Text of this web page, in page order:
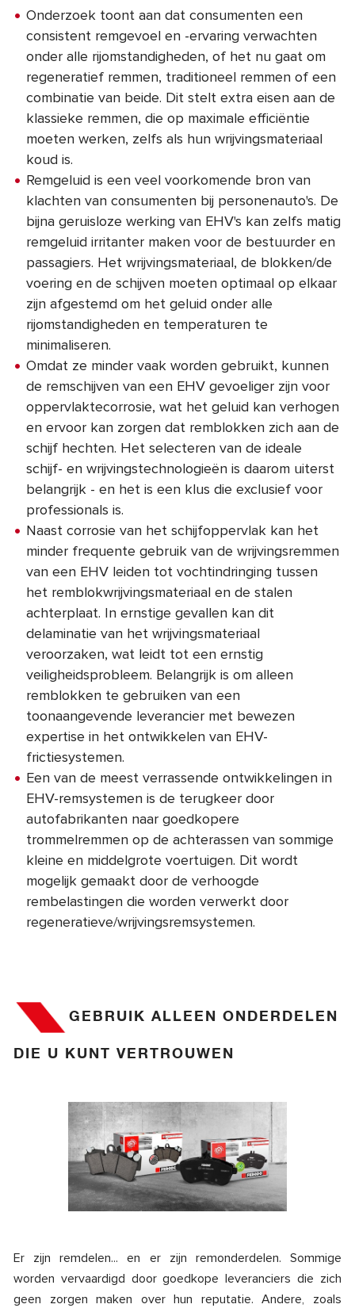
Onderzoek toont aan dat consumenten een
consistent remgevoel en -ervaring verwachten
onder alle rijomstandigheden, of het nu gaat om
regeneratief remmen, traditioneel remmen of een
combinatie van beide. Dit stelt extra eisen aan de
klassieke remmen, die op maximale efficiëntie
moeten werken, zelfs als hun wrijvingsmateriaal
koud is.
Remgeluid is een veel voorkomende bron van
klachten van consumenten bij personenauto's. De
bijna geruisloze werking van EHV's kan zelfs matig
remgeluid irritanter maken voor de bestuurder en
passagiers. Het wrijvingsmateriaal, de blokken/de
voering en de schijven moeten optimaal op elkaar
zijn afgestemd om het geluid onder alle
rijomstandigheden en temperaturen te
minimaliseren.
Omdat ze minder vaak worden gebruikt, kunnen
de remschijven van een EHV gevoeliger zijn voor
oppervlaktecorrosie, wat het geluid kan verhogen
en ervoor kan zorgen dat remblokken zich aan de
schijf hechten. Het selecteren van de ideale
schijf- en wrijvingstechnologieën is daarom uiterst
belangrijk - en het is een klus die exclusief voor
professionals is.
Naast corrosie van het schijfoppervlak kan het
minder frequente gebruik van de wrijvingsremmen
van een EHV leiden tot vochtindringing tussen
het remblokwrijvingsmateriaal en de stalen
achterplaat. In ernstige gevallen kan dit
delaminatie van het wrijvingsmateriaal
veroorzaken, wat leidt tot een ernstig
veiligheidsprobleem. Belangrijk is om alleen
remblokken te gebruiken van een
toonaangevende leverancier met bewezen
expertise in het ontwikkelen van EHV-
frictiesystemen.
Een van de meest verrassende ontwikkelingen in
EHV-remsystemen is de terugkeer door
autofabrikanten naar goedkopere
trommelremmen op de achterassen van sommige
kleine en middelgrote voertuigen. Dit wordt
mogelijk gemaakt door de verhoogde
rembelastingen die worden verwerkt door
regeneratieve/wrijvingsremsystemen.
GEBRUIK ALLEEN ONDERDELEN
DIE U KUNT VERTROUWEN
Er zijn remdelen... en er zijn remonderdelen. Sommige
worden vervaardigd door goedkope leveranciers die zich
geen zorgen maken over hun reputatie. Andere, zoals